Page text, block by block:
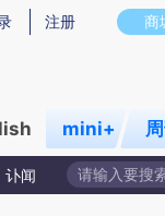
意图存在偏差。不代表
商
注册
mini+
讣闻